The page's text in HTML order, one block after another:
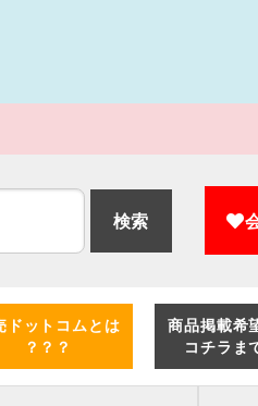
検索
ドットコムとは
？？？
商品掲載希
コチラま